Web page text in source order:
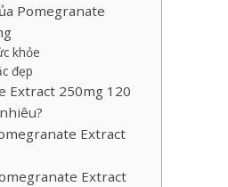
Pomegranate
khỏe
đẹp
Extract 250mg 120
Extract
Extract